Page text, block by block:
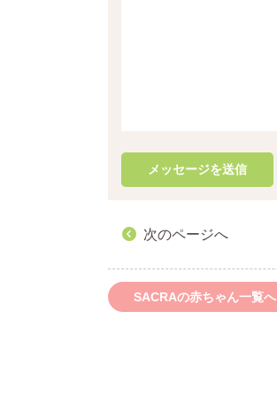
次のページへ
SACRAの赤ちゃん一覧へ